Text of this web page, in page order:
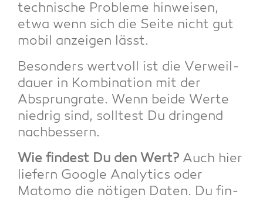
tech­ni­sche Pro­ble­me hin­wei­sen,
etwa wenn sich die Sei­te nicht gut
mobil anzei­gen lässt.
Beson­ders wert­voll ist die Ver­weil­
dau­er in Kom­bi­na­ti­on mit der
Absprungra­te. Wenn bei­de Wer­te
nied­rig sind, soll­test Du drin­gend
nachbessern.
Wie fin­dest Du den Wert? Auch hier
lie­fern Goog­le Ana­ly­tics oder
Mato­mo die nöti­gen Daten. Du fin­